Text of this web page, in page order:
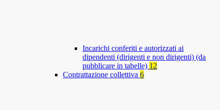
Incarichi conferiti e autorizzati ai
dipendenti (dirigenti e non dirigenti) (da
pubblicare in tabelle) 12
Contrattazione collettiva 6